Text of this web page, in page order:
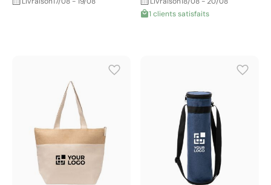
1 clients satisfaits